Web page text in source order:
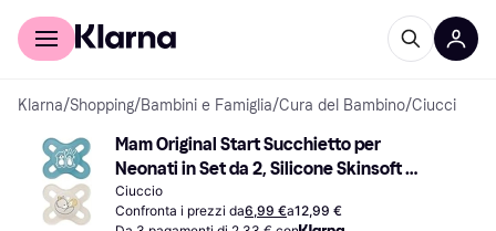
Per il tuo shopping
Klarna/Shopping/Bambini e Famiglia/Cura del Bambino/Ciucci
Mam Original Start Succhietto per
Neonati in Set da 2, Silicone Skinsoft
con Scatola, 0-2 mesi, azzurro
Ciuccio
Confronta i prezzi da6,99 €a12,99 €